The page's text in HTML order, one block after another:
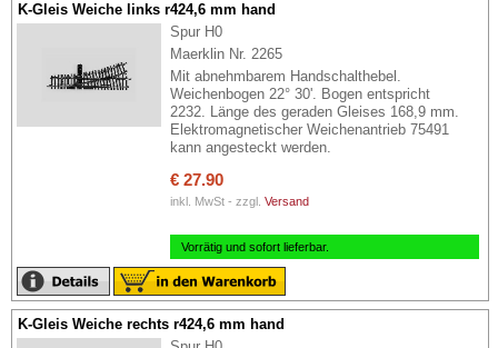
K-Gleis Weiche links r424,6 mm hand
Spur H0
Maerklin Nr. 2265
Mit abnehmbarem Handschalthebel.
Weichenbogen 22° 30'. Bogen entspricht
2232. Länge des geraden Gleises 168,9 mm.
Elektromagnetischer Weichenantrieb 75491
kann angesteckt werden.
€ 27.90
inkl. MwSt - zzgl. Versand
Vorrätig und sofort lieferbar.
K-Gleis Weiche rechts r424,6 mm hand